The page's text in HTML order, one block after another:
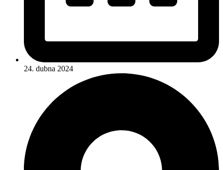
24. dubna 2024